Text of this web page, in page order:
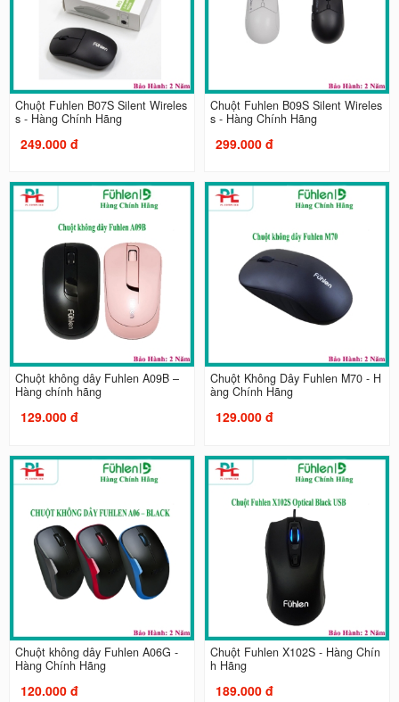
Chuột Fuhlen B07S Silent Wireles
s - Hàng Chính Hãng
249.000 đ
Chuột Fuhlen B09S Silent Wireles
s - Hàng Chính Hãng
299.000 đ
Chuột không dây Fuhlen A09B –
Hàng chính hãng
129.000 đ
Chuột Không Dây Fuhlen M70 - H
àng Chính Hãng
129.000 đ
Chuột không dây Fuhlen A06G -
Hàng Chính Hãng
120.000 đ
Chuột Fuhlen X102S - Hàng Chín
h Hãng
189.000 đ